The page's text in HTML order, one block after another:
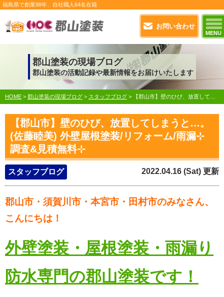
お問い合わせ
MENU
福島県で創業98年 、自社職人 64名在籍
郡山塗装の現場ブログ
郡山塗装の活動記録や最新情報をお届けいたします
HOME > 郡山塗装の現場ブログ > スタッフブログ > 【郡山市】壁のひび、放置してしまうと…。(佐藤睦美) 外壁屋根塗装/リフォーム/雨漏⊹調査&見積無料⊹
【郡山市】壁のひび、放置してしまうと…。
(佐藤睦美) 外壁屋根塗装/リフォーム/雨漏⊹
調査&見積無料⊹
スタッフブログ 2022.04.16 (Sat) 更新
郡山市・須賀川市・本宮市・田村市のみなさん、
こんにちは！
外壁塗装・屋根塗装・雨漏り
防水専門の郡山塗装です！